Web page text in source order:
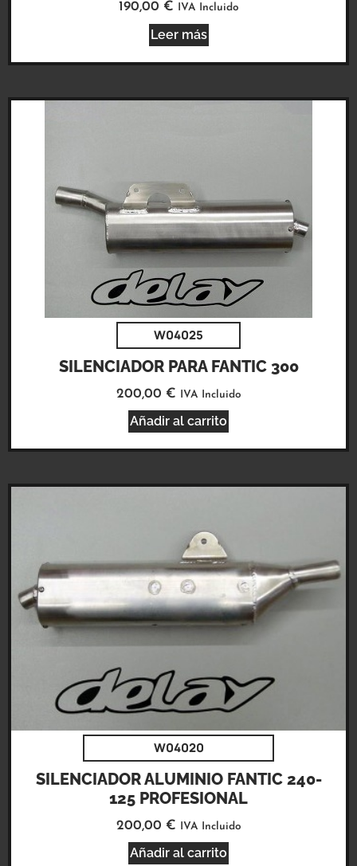
190,00 € IVA Incluido
Leer más
W04025
SILENCIADOR PARA FANTIC 300
200,00 € IVA Incluido
Añadir al carrito
W04020
SILENCIADOR ALUMINIO FANTIC 240-
125 PROFESIONAL
200,00 € IVA Incluido
Añadir al carrito